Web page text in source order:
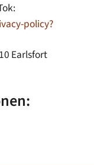
policy?
Earlsfort